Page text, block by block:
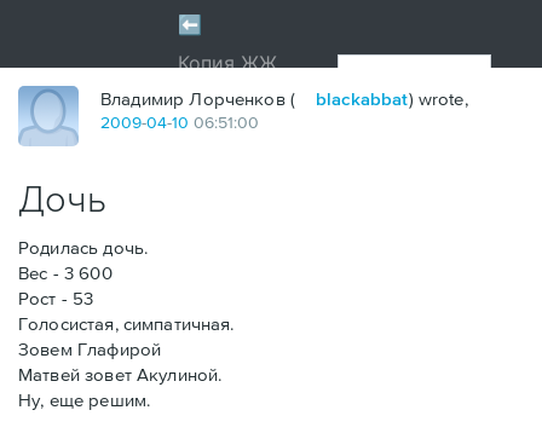
Владимир Лорченков ( blackabbat) wrote,
2009-04-10 06:51:00
Дочь
Родилась дочь.
Вес - 3 600
Рост - 53
Голосистая, симпатичная.
Зовем Глафирой
Матвей зовет Акулиной.
Ну, еще решим.